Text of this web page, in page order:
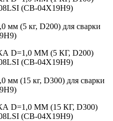
(СВ-04Х19Н9)
ММ (5 КГ, D200)
(СВ-04Х19Н9)
ММ (15 КГ, D300)
(СВ-04Х19Н9)